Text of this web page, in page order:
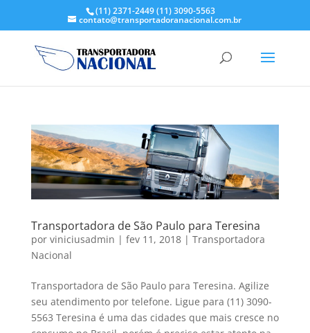
(11) 2371-2449(11) 3090-5563
contato@transportadoranacional.com.br
Transportadora de São Paulo para Teresina
por viniciusadmin | fev 11, 2018| Transportadora
Nacional
Transportadora de São Paulo para Teresina. Agilize
seu atendimento por telefone. Ligue para (11) 3090-
5563 Teresina é uma das cidades que mais cresce no